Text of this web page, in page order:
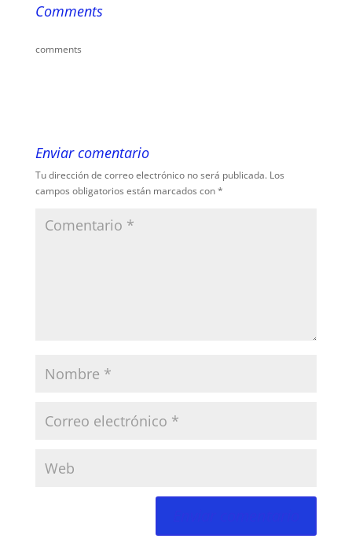
Comments
comments
Enviar comentario
Tu dirección de correo electrónico no será publicada. Los
campos obligatorios están marcados con*